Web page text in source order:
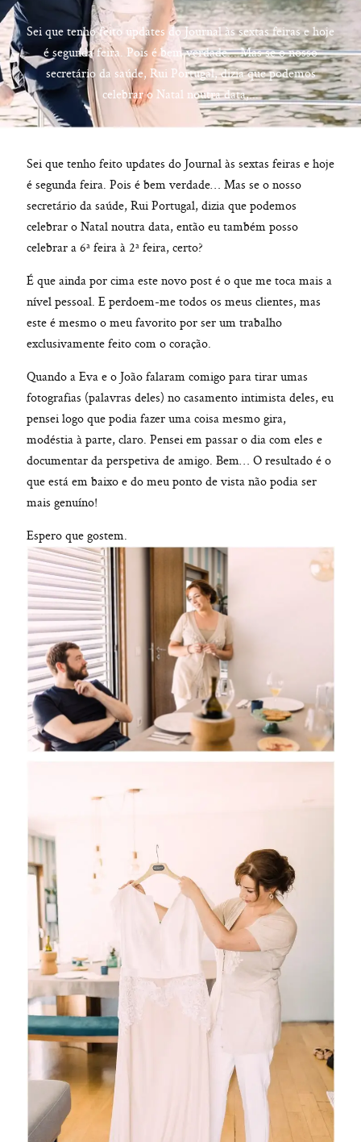
Sei que tenho feito updates do Journal às sextas feiras e hoje
é segunda feira. Pois é bem verdade... Mas se o nosso
secretário da saúde, Rui Portugal, dizia que podemos
celebrar o Natal noutra data,...
Sei que tenho feito updates do Journal às sextas feiras e hoje
é segunda feira. Pois é bem verdade… Mas se o nosso
secretário da saúde, Rui Portugal, dizia que podemos
celebrar o Natal noutra data, então eu também posso
celebrar a 6ª feira à 2ª feira, certo?
É que ainda por cima este novo post é o que me toca mais a
nível pessoal. E perdoem-me todos os meus clientes, mas
este é mesmo o meu favorito por ser um trabalho
exclusivamente feito com o coração.
Quando a Eva e o João falaram comigo para tirar umas
fotografias (palavras deles) no casamento intimista deles, eu
pensei logo que podia fazer uma coisa mesmo gira,
modéstia à parte, claro. Pensei em passar o dia com eles e
documentar da perspetiva de amigo. Bem… O resultado é o
que está em baixo e do meu ponto de vista não podia ser
mais genuíno!
Espero que gostem.
hello@pedrofilipefotografia.pt